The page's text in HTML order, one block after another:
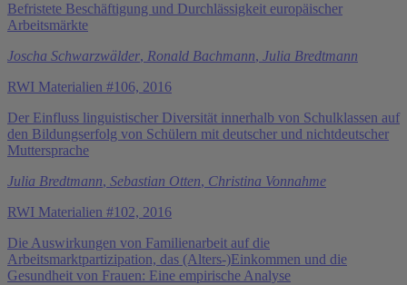
Befristete Beschäftigung und Durchlässigkeit europäischer
Arbeitsmärkte
Joscha Schwarzwälder, Ronald Bachmann, Julia Bredtmann
RWI Materialien #106, 2016
Der Einfluss linguistischer Diversität innerhalb von Schulklassen auf
den Bildungserfolg von Schülern mit deutscher und nichtdeutscher
Muttersprache
Julia Bredtmann, Sebastian Otten, Christina Vonnahme
RWI Materialien #102, 2016
Die Auswirkungen von Familienarbeit auf die
Arbeitsmarktpartizipation, das (Alters-)Einkommen und die
Gesundheit von Frauen: Eine empirische Analyse